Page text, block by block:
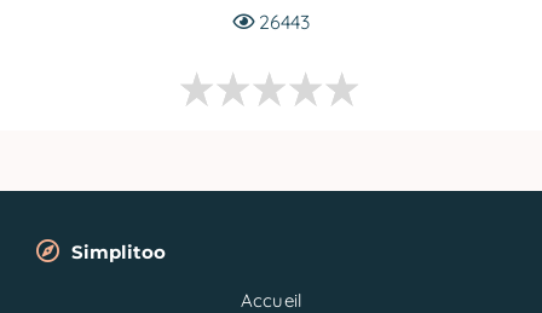
26443
Simplitoo
Accueil